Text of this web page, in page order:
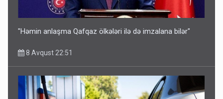
"Həmin anlaşma Qafqaz ölkələri ilə də imzalana bilər"
8 Avqust 22:51